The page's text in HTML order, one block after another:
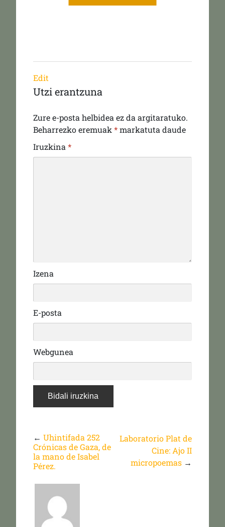
Edit
Utzi erantzuna
Zure e-posta helbidea ez da argitaratuko.
Beharrezko eremuak *markatuta daude
Iruzkina *
Izena
E-posta
Webgunea
← Uhintifada 252
Crónicas de Gaza, de
la mano de Isabel
Pérez.
Laboratorio Plat de
Cine: Ajo II
micropoemas →